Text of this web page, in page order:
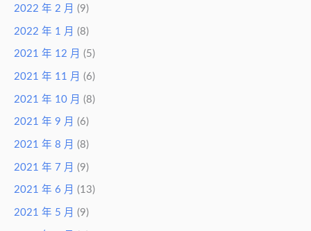
2022 年 2 月 (9)
2022 年 1 月 (8)
2021 年 12 月 (5)
2021 年 11 月 (6)
2021 年 10 月 (8)
2021 年 9 月 (6)
2021 年 8 月 (8)
2021 年 7 月 (9)
2021 年 6 月 (13)
2021 年 5 月 (9)